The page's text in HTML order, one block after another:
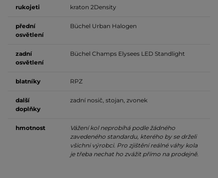
rukojeti kraton 2Density
přední
osvětlení
Büchel Urban Halogen
zadní
osvětlení
Büchel Champs Elysees LED Standlight
blatníky RPZ
další
doplňky
zadní nosič, stojan, zvonek
hmotnost
Vážení kol neprobíhá podle žádného
zavedeného standardu, kterého by se drželi
všichni výrobci. Pro zjištění reálné váhy kola
je třeba nechat ho zvážit přímo na prodejně.